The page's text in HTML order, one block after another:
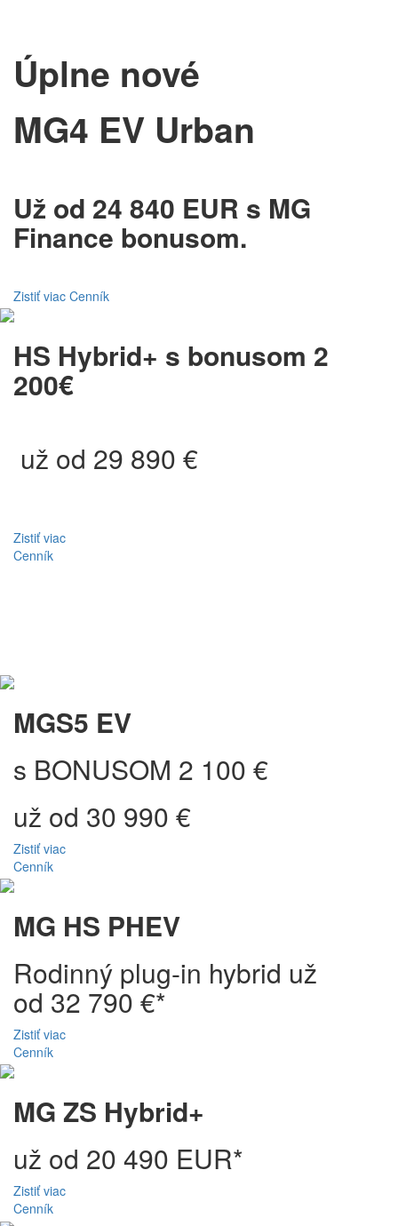
Úplne nové
MG4 EV Urban
Už od 24 840 EUR s MG
Finance bonusom.
Zistiť viac Cenník
HS Hybrid+ s bonusom 2
200€
už od 29 890 €
Zistiť viac
Cenník
MGS5 EV
s BONUSOM 2 100 €
už od 30 990 €
Zistiť viac
Cenník
MG HS PHEV
Rodinný plug-in hybrid už
od 32 790 €*
Zistiť viac
Cenník
MG ZS Hybrid+
už od 20 490 EUR*
Zistiť viac
Cenník